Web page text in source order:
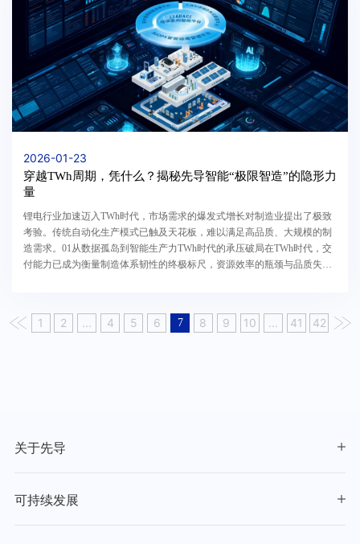
2026-01-23
穿越TWh周期，凭什么？揭秘先导智能“极限智造”的隐形力
量
锂电行业加速迈入TWh时代，市场需求的爆发式增长对制造业提出了极致
考验。传统自动化生产模式已触及天花板，难以满足高品质、大规模的制
造需求。01从数据孤岛到智能生产力TWh时代的承压破局在TWh时代，交
付能力已成为衡量制造体系韧性的终极标尺，资源效率的瓶颈与品质失控
1 2 ... 4 5 6 7 8 9 10 ... 41 42
关于先导
可持续发展